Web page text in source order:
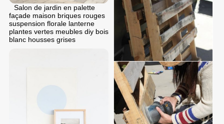
Salon de jardin en palette
façade maison briques rouges
suspension florale lanterne
plantes vertes meubles diy bois
blanc housses grises